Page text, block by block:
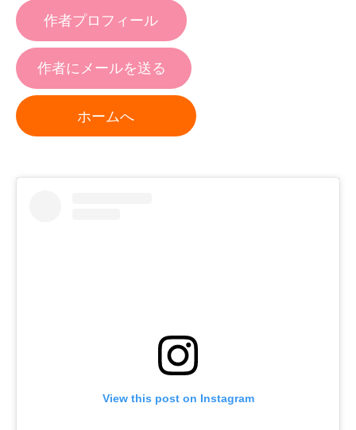
作者プロフィール
作者にメールを送る
ホームへ
View this post on Instagram